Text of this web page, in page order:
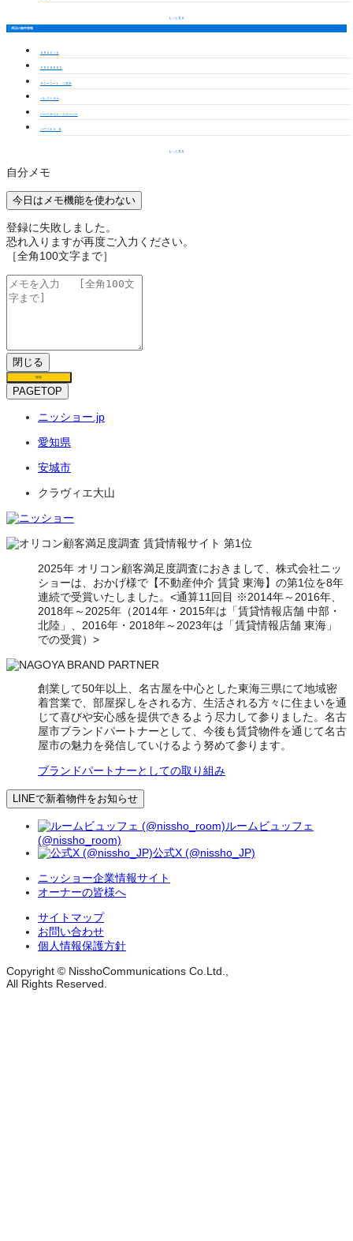
もっと見る
周辺の物件情報
ＧＲＡＣＩＡ
ＰＲＥＮＤＲＥ
サニーコート・二本木
パレスミサカ
パークサイド・クローバー
ハウスＫⅡ B
もっと見る
自分メモ
今日はメモ機能を使わない
登録に失敗しました。
恐れ入りますが再度ご入力ください。
［全角100文字まで］
閉じる
保存
PAGETOP
ニッショー.jp
愛知県
安城市
クラヴィエ大山
2025年 オリコン顧客満足度調査におきまして、株式会社ニッ
ショーは、おかげ様で【不動産仲介 賃貸 東海】の第1位を8年
連続で受賞いたしました。<通算11回目 ※2014年～2016年、
2018年～2025年（2014年・2015年は「賃貸情報店舗 中部・
北陸」、2016年・2018年～2023年は「賃貸情報店舗 東海」
での受賞）>
創業して50年以上、名古屋を中心とした東海三県にて地域密
着営業で、部屋探しをされる方、生活される方々に住まいを通
じて喜びや安心感を提供できるよう尽力して参りました。名古
屋市ブランドパートナーとして、今後も賃貸物件を通じて名古
屋市の魅力を発信していけるよう努めて参ります。
ブランドパートナーとしての取り組み
LINEで新着物件をお知らせ
ルームビュッフェ
(@nissho_room)
公式X (@nissho_JP)
ニッショー企業情報サイト
オーナーの皆様へ
サイトマップ
お問い合わせ
個人情報保護方針
Copyright © NisshoCommunications Co.Ltd.,
All Rights Reserved.